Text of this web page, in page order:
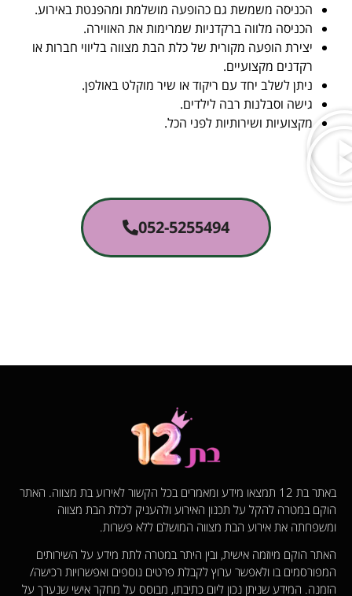
הכניסה משמשת גם כהופעה מושלמת ומהפנטת באירוע.
הכניסה מלווה ברקדניות שמרימות את האווירה.
יצירת הופעה מקורית של כלת הבת מצווה בליווי חברות או
רקדנים מקצועיים.
ניתן לשלב יחד עם ריקוד או שיר מוקלט באולפן.
גישה וסבלנות רבה לילדים.
מקצועיות ושירותיות לפני הכל.
052-5255494
באתר בת 12 תמצאו מידע ומאמרים בכל הקשור לאירוע בת מצווה. האתר
הוקם במטרה להקל על תכנון האירוע ולהעניק לכלת הבת מצווה
ומשפחתה את אירוע הבת מצווה המושלם ללא פשרות.
האתר הוקם מיוזמה אישית, ובין היתר במטרה לתת מידע על השירותים
המפורסמים בו ולאפשר ערוץ לקבלת פרטים נוספים ואפשרויות רכישה/
הזמנה. המידע שניתן נכון ליום כתיבתו, מבוסס על מחקר אישי שנערך על